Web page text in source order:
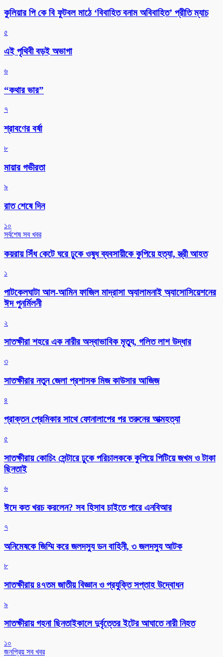
কুলিয়ার পি কে বি ফুটবল মাঠে ‘বিবাহিত বনাম অবিবাহিত’ প্রীতি ম্যাচ
৫
এই পৃথিবী বড়ই অভাগা
৬
“কথার ভার”
৭
শ্রাবণের বর্ষা
৮
মায়ার গভীরতা
৯
রাত শেষে দিন
১০
সর্বশেষ সব খবর
কয়রায় সিঁধ কেটে ঘরে ঢুকে ওষুধ ব্যবসায়ীকে কুপিয়ে হত্যা, স্ত্রী আহত
১
পাটকেলঘাটা আল-আমিন ফাজিল মাদ্রাসা অ্যালামনাই অ্যাসোসিয়েশনের
ঈদ পুনর্মিলনী
২
সাতক্ষীরা শহরে এক নারীর অস্বাভাবিক মৃত্যু, গলিত লাশ উদ্ধার
৩
সাতক্ষীরার নতুন জেলা প্রশাসক মিজ কাউসার আজিজ
৪
প্রাক্তন প্রেমিকার সাথে ফোনালাপের পর তরুনের আত্মহত্যা
৫
সাতক্ষীরায় কোচিং সেন্টারে ঢুকে পরিচালককে কুপিয়ে পিটিয়ে জখম ও টাকা
ছিনতাই
৬
ঈদে কত খরচ করলেন? সব হিসাব চাইতে পারে এনবিআর
৭
অনিমেষকে জিম্মি করে জলদস্যু ডন বাহিনী, ৩ জলদস্যু আটক
৮
সাতক্ষীরায় ৪৭তম জাতীয় বিজ্ঞান ও প্রযুক্তি সপ্তাহ উদ্বোধন
৯
সাতক্ষীরায় গহনা ছিনতাইকালে দুর্বৃত্তের ইটের আঘাতে নারী নিহত
১০
জনপ্রিয় সব খবর